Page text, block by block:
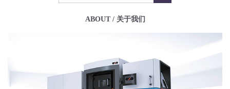
ABOUT / 关于我们